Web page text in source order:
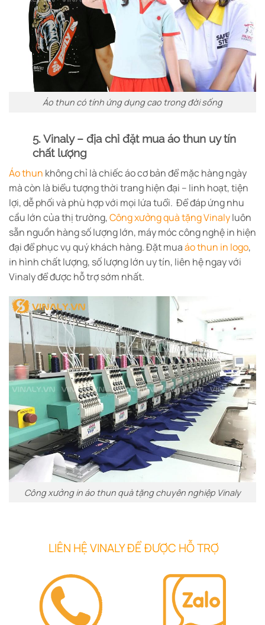
Áo thun có tính ứng dụng cao trong đời sống
5. Vinaly – địa chỉ đặt mua áo thun uy tín
chất lượng
Áo thun không chỉ là chiếc áo cơ bản để mặc hàng ngày
mà còn là biểu tượng thời trang hiện đại – linh hoạt, tiện
lợi, dễ phối và phù hợp với mọi lứa tuổi. Để đáp ứng nhu
cầu lớn của thị trường,Công xưởng quà tặng Vinalyluôn
sẵn nguồn hàng số lượng lớn, máy móc công nghệ in hiện
đại để phục vụ quý khách hàng. Đặt muaáo thun in logo,
in hình chất lượng, số lượng lớn uy tín, liên hệ ngay với
Vinaly để được hỗ trợ sớm nhất.
Công xưởng in áo thun quà tặng chuyên nghiệp Vinaly
LIÊN HỆ VINALY ĐỂ ĐƯỢC HỖ TRỢ